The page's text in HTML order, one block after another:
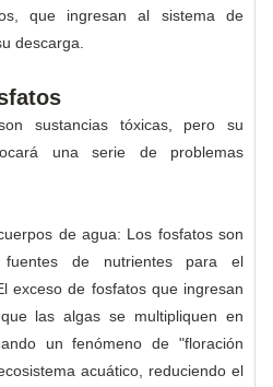
que ingresan al sistema de
descarga.
sustancias tóxicas, pero su
una serie de problemas
de agua: Los fosfatos son
de nutrientes para el
exceso de fosfatos que ingresan
las algas se multipliquen en
un fenómeno de "floración
acuático, reduciendo el